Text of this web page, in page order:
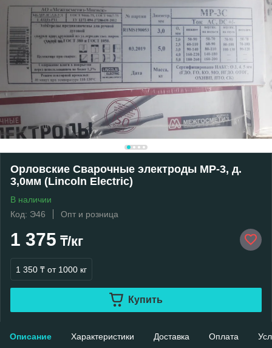
Орловские Сварочные электроды МР-3, д.
3,0мм (Lincoln Electric)
В наличии
Код: Э46
Опт и розница
1 375 ₸/кг
1 350 ₸ от 1000 кг
Купить
Описание Характеристики Доставка Оплата